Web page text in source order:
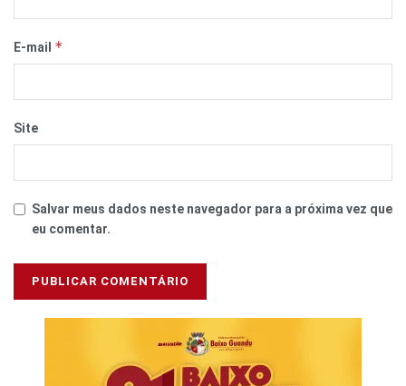
E-mail *
Site
Salvar meus dados neste navegador para a próxima vez que
eu comentar.